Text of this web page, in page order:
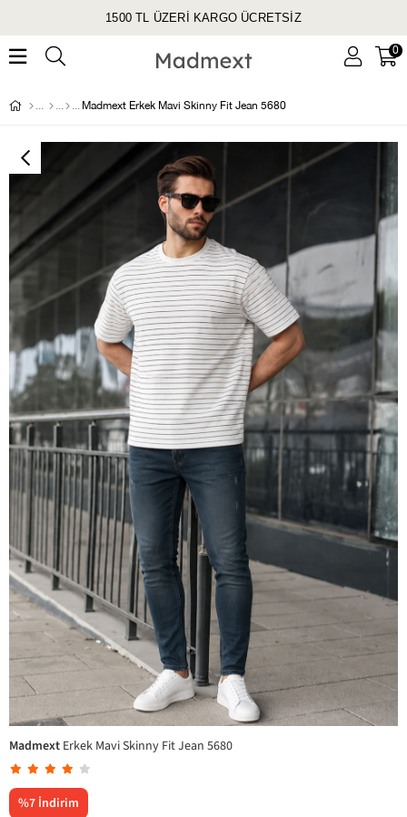
1500 TL ÜZERİ KARGO ÜCRETSİZ
0
Madmext Erkek Mavi Skinny Fit Jean 5680
Madmext Erkek Mavi Skinny Fit Jean 5680
%7 İndirim